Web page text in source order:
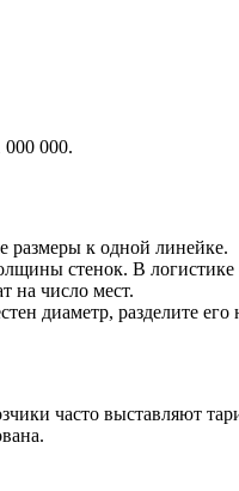
000 000.
размеры к одной линейке.
стенок. В логистике
на число мест.
диаметр, разделите его
часто выставляют